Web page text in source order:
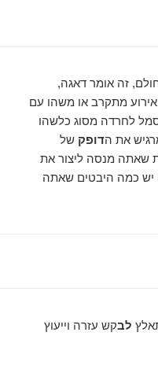
זה אומר דאגה,
מתקרב או משהו עם
לחרדה מסוג כלשהו
את הדופק של
שאתה מנסה ליצור את
יש כמה היבטים שאתה
לבקש עזרה וייעוץ